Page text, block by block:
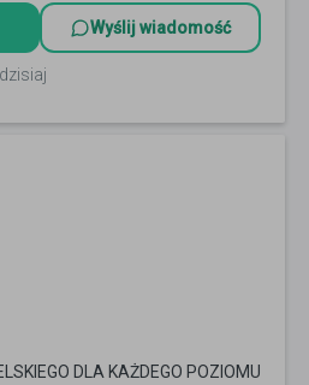
Wyślij wiadomość
DLA KAŻDEGO POZIOMU